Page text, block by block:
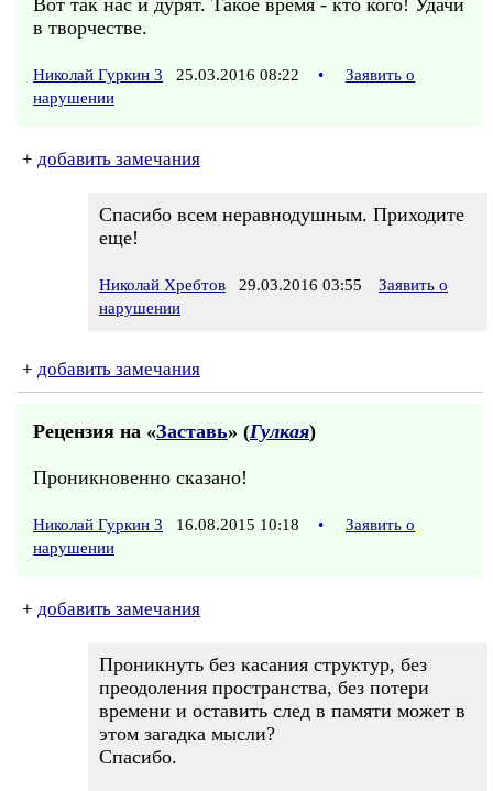
Вот так нас и дурят. Такое время - кто кого! Удачи
в творчестве.
Николай Гуркин 3 25.03.2016 08:22 •
Заявить о
нарушении
+ добавить замечания
Спасибо всем неравнодушным. Приходите
еще!
Николай Хребтов 29.03.2016 03:55
Заявить о
нарушении
+ добавить замечания
Рецензия на «Заставь» (Гулкая)
Проникновенно сказано!
Николай Гуркин 3 16.08.2015 10:18 •
Заявить о
нарушении
+ добавить замечания
Проникнуть без касания структур, без
преодоления пространства, без потери
времени и оставить след в памяти может в
этом загадка мысли?
Спасибо.